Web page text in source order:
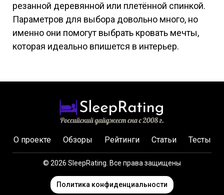
резанной деревянной или плетённой спинкой.
Параметров для выбора довольно много, но
именно они помогут выбрать кровать мечты,
которая идеально впишется в интерьер.
О проекте Обзоры Рейтинги Статьи Тесты
© 2026 SleepRating. Все права защищены
Политика конфиденциальности